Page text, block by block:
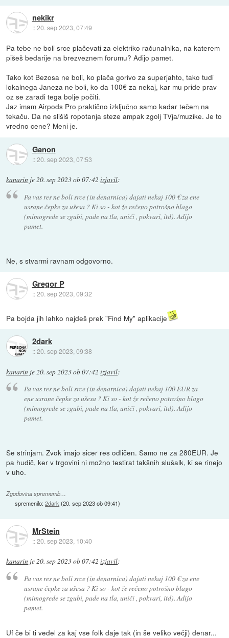
nekikr
::20. sep 2023, 07:49
Pa tebe ne boli srce plačevati za elektriko računalnika, na katerem
pišeš bedarije na brezveznem forumu? Adijo pamet.
Tako kot Bezosa ne boli, ko plača gorivo za superjahto, tako tudi
lokalnega Janeza ne boli, ko da 100€ za nekaj, kar mu pride prav
oz se zaradi tega bolje počiti.
Jaz imam Airpods Pro praktično izključno samo kadar tečem na
tekaču. Da ne slišiš ropotanja steze ampak zgolj TVja/muzike. Je to
vredno cene? Meni je.
Ganon
::20. sep 2023, 07:53
kanarin je20. sep 2023 ob 07:42 izjavil:
Pa vas res ne boli srce (in denarnica) dajati nekaj 100 € za ene
usrane čepke za ušesa ? Ki so - kot že rečeno potrošno blago
(mimogrede se zgubi, pade na tla, uniči , pokvari, itd). Adijo
pamet.
Ne, s stvarmi ravnam odgovorno.
Gregor P
::20. sep 2023, 09:32
Pa bojda jih lahko najdeš prek "Find My" aplikacije
2dark
::20. sep 2023, 09:38
kanarin je20. sep 2023 ob 07:42 izjavil:
Pa vas res ne boli srce (in denarnica) dajati nekaj 100 EUR za
ene usrane čepke za ušesa ? Ki so - kot že rečeno potrošno blago
(mimogrede se zgubi, pade na tla, uniči , pokvari, itd). Adijo
pamet.
Se strinjam. Zvok imajo sicer res odličen. Samo ne za 280EUR. Je
pa hudič, ker v trgovini ni možno testirat takšnih slušalk, ki se rinejo
v uho.
Zgodovina sprememb…
spremenilo:2dark (20. sep 2023 ob 09:41)
MrStein
::20. sep 2023, 10:40
kanarin je20. sep 2023 ob 07:42 izjavil:
Pa vas res ne boli srce (in denarnica) dajati nekaj 100 € za ene
usrane čepke za ušesa ? Ki so - kot že rečeno potrošno blago
(mimogrede se zgubi, pade na tla, uniči , pokvari, itd). Adijo
pamet.
Uf če bi ti vedel za kaj vse folk daje tak (in še veliko večji) denar...